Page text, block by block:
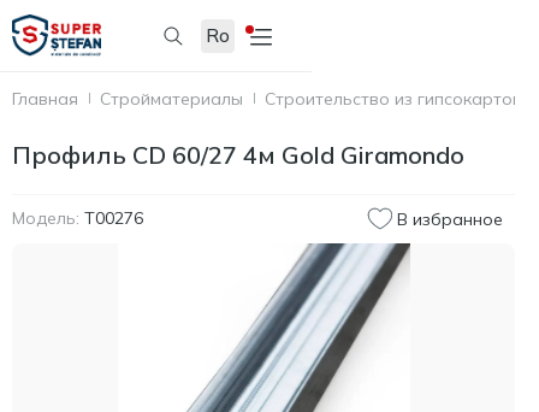
Ro
Главная Стройматериалы Строительство из гипсокартона
Профиль CD 60/27 4м Gold Giramondo
Модель: T00276 В избранное